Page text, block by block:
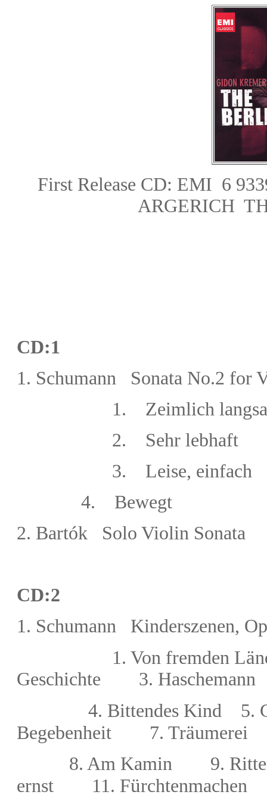
First Release CD: EMI 6
ARGERICH
CD:1
1. Schumann Sonata No.2 for
1. Zeimlich
2. Sehr lebhaft
3. Leise, einfach
4. Bewegt
2. Bartók Solo Violin Sonata
CD:2
1. Schumann Kinderszenen,
1. Von fremden Lä
Geschichte
3. Haschemann
4. Bittendes Kind 5.
Begebenheit 7. Träumerei
8. Am Kamin 9. Ritter
ernst 11. Fürchtenmachen